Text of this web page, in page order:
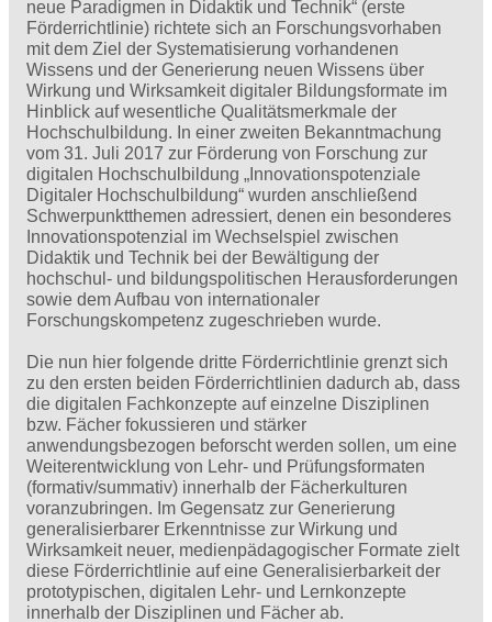
neue Paradigmen in Didaktik und Technik“ (erste
Förderrichtlinie) richtete sich an Forschungsvorhaben
mit dem Ziel der Systematisierung vorhandenen
Wissens und der Generierung neuen Wissens über
Wirkung und Wirksamkeit digitaler Bildungsformate im
Hinblick auf wesentliche Qualitätsmerkmale der
Hochschulbildung. In einer zweiten Bekanntmachung
vom 31. Juli 2017 zur Förderung von Forschung zur
digitalen Hochschulbildung „Innovationspotenziale
Digitaler Hochschulbildung“ wurden anschließend
Schwerpunktthemen adressiert, denen ein besonderes
Innovationspotenzial im Wechselspiel zwischen
Didaktik und Technik bei der Bewältigung der
hochschul- und bildungspolitischen Herausforderungen
sowie dem Aufbau von internationaler
Forschungskompetenz zugeschrieben wurde.
Die nun hier folgende dritte Förderrichtlinie grenzt sich
zu den ersten beiden Förderrichtlinien dadurch ab, dass
die digitalen Fachkonzepte auf einzelne Disziplinen
bzw. Fächer fokussieren und stärker
anwendungsbezogen beforscht werden sollen, um eine
Weiterentwicklung von Lehr- und Prüfungsformaten
(formativ/summativ) innerhalb der Fächerkulturen
voranzubringen. Im Gegensatz zur Generierung
generalisierbarer Erkenntnisse zur Wirkung und
Wirksamkeit neuer, medienpädagogischer Formate zielt
diese Förderrichtlinie auf eine Generalisierbarkeit der
prototypischen, digitalen Lehr- und Lernkonzepte
innerhalb der Disziplinen und Fächer ab.